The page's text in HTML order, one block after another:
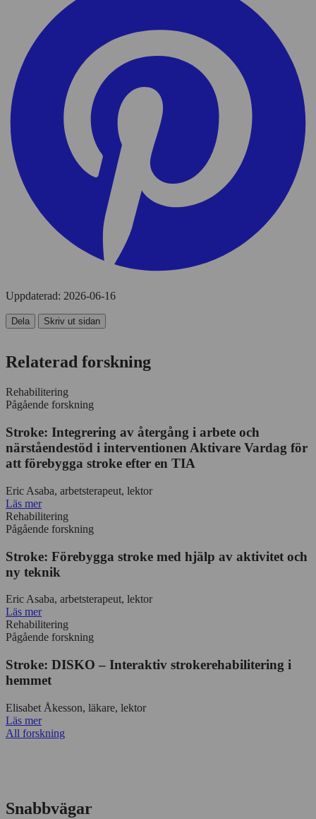
Uppdaterad: 2026-06-16
Dela Skriv ut sidan
Relaterad forskning
Rehabilitering
Pågående forskning
Stroke: Integrering av återgång i arbete och
närståendestöd i interventionen Aktivare Vardag för
att förebygga stroke efter en TIA
Eric Asaba, arbetsterapeut, lektor
Läs mer
Rehabilitering
Pågående forskning
Stroke: Förebygga stroke med hjälp av aktivitet och
ny teknik
Eric Asaba, arbetsterapeut, lektor
Läs mer
Rehabilitering
Pågående forskning
Stroke: DISKO – Interaktiv strokerehabilitering i
hemmet
Elisabet Åkesson, läkare, lektor
Läs mer
All forskning
Snabbvägar